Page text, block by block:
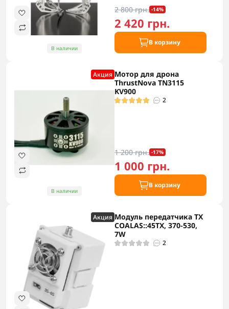
В наличии
2 800 грн. -14%
2 420 грн.
В корзину
Акция
В наличии
Мотор для дрона
ThrustNova TN3115
KV900
2
1 200 грн. -17%
1 000 грн.
В корзину
Акция Модуль передатчика TX
COALAS::45TX, 370-530,
7W
2